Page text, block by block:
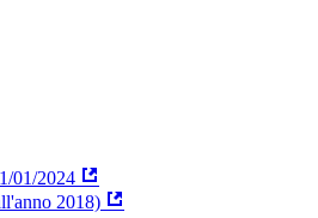
01/2024
2018)